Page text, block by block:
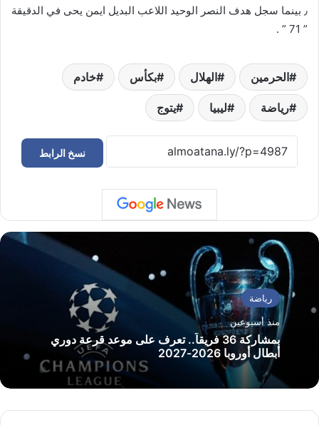
٫ بينما سجل هدف النصر الوحيد اللاعب البديل ايمن يحى في الدقيقة
” 71 ” .
الحرمين الهلال بكأس خادم
رياضة ليبيا يتوج
نسخ الرابط
رياضة
منذ أسبوعين
بمشاركة 36 فريقاً.. تعرف على موعد قرعة دوري
أبطال أوروبا 2026-2027